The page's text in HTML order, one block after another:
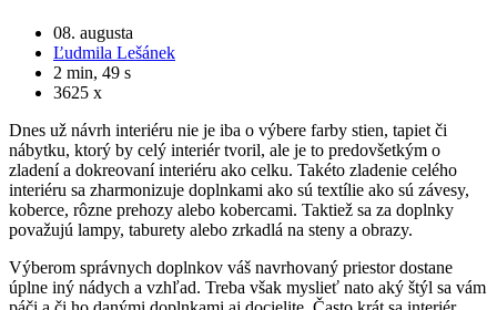
08. augusta
Ľudmila Lešánek
2 min, 49 s
3625 x
Dnes už návrh interiéru nie je iba o výbere farby stien, tapiet či
nábytku, ktorý by celý interiér tvoril, ale je to predovšetkým o
zladení a dokreovaní interiéru ako celku. Takéto zladenie celého
interiéru sa zharmonizuje doplnkami ako sú textílie ako sú závesy,
koberce, rôzne prehozy alebo kobercami. Taktiež sa za doplnky
považujú lampy, taburety alebo zrkadlá na steny a obrazy.
Výberom správnych doplnkov váš navrhovaný priestor dostane
úplne iný nádych a vzhľad. Treba však myslieť nato aký štýl sa vám